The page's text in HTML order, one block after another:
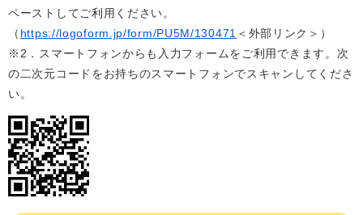
ペーストしてご利用ください。
（ https://logoform.jp/form/PU5M/130471 ＜外部リンク＞ ）
※2．スマートフォンからも入力フォームをご利用できます。次
の二次元コードをお持ちのスマートフォンでスキャンしてくださ
い。